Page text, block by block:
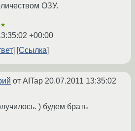
ОЗУ.
+00:00
Ссылка
от AITap 20.07.2011 13:35:02
) будем брать